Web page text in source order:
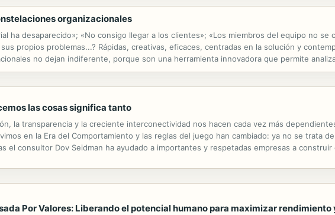
organizacionales
ha desaparecido»; «No consigo llegar a los clientes»; «Los miembros del equipo no se
propios problemas...? Rápidas, creativas, eficaces, centradas en la solución y
no dejan indiferente, porque son una herramienta innovadora que permite
por sus sorprendentes caminos se ve llevado a entender el mundo desde la
las cosas significa tanto
la transparencia y la creciente interconectividad nos hacen cada vez más
en la Era del Comportamiento y las reglas del juego han cambiado: ya no se trata
el consultor Dov Seidman ha ayudado a importantes y respetadas empresas a
Por Valores: Liberando el potencial humano para maximizar rendimiento